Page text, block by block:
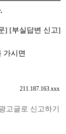
] [부실답변 신고]
가시면
211.187.163.xxx
고글로 신고하기